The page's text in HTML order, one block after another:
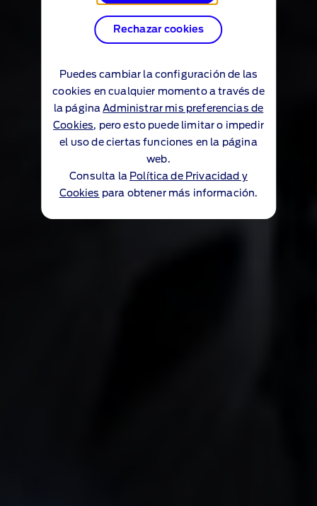
Rechazar cookies
Puedes cambiar la configuración de las
cookies en cualquier momento a través de
la páginaAdministrar mis preferencias de
Cookies, pero esto puede limitar o impedir
el uso de ciertas funciones en la página
web.
Consulta la Política de Privacidad y
Cookies para obtener más información.